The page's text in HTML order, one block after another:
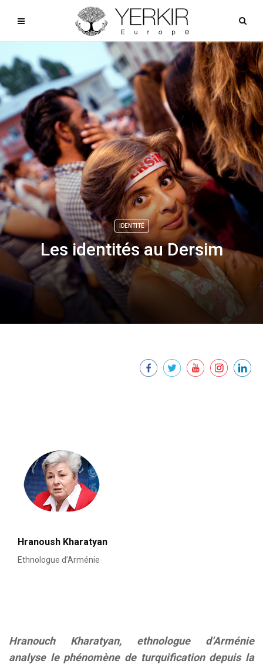
IDENTITÉ
Les identités au Dersim
Hranoush Kharatyan
Ethnologue d’Arménie
Hranouch Kharatyan, ethnologue d’Arménie
analyse le phénomène de turquification depuis la